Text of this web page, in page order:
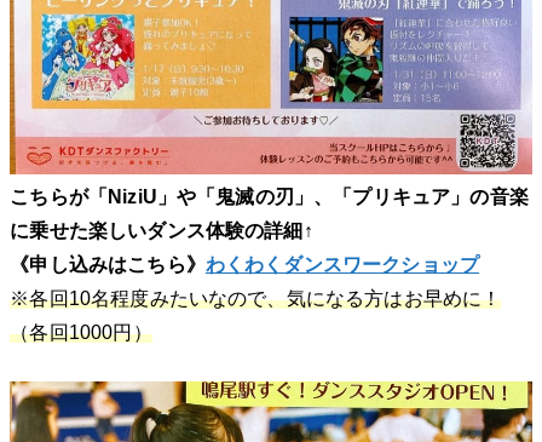
こちらが「NiziU」や「鬼滅の刃」、「プリキュア」の音楽
に乗せた楽しいダンス体験の詳細↑
《申し込みはこちら》 わくわくダンスワークショップ
※各回10名程度みたいなので、気になる方はお早めに！
（各回1000円）